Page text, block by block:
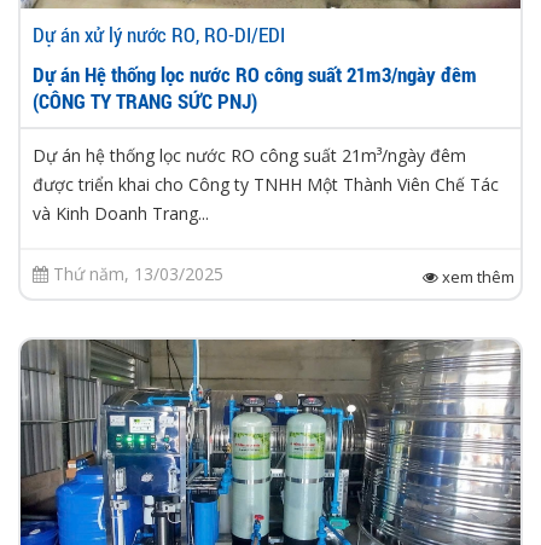
Dự án xử lý nước RO, RO-DI/EDI
Dự án Hệ thống lọc nước RO công suất 21m3/ngày đêm
(CÔNG TY TRANG SỨC PNJ)
Dự án hệ thống lọc nước RO công suất 21m³/ngày đêm
được triển khai cho Công ty TNHH Một Thành Viên Chế Tác
và Kinh Doanh Trang...
Thứ năm, 13/03/2025 xem thêm